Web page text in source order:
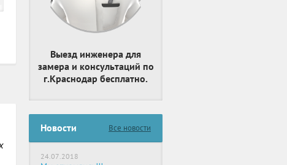
Выезд инженера для
замера и консультаций по
г.Краснодар бесплатно.
Новости Все новости
24.07.2018